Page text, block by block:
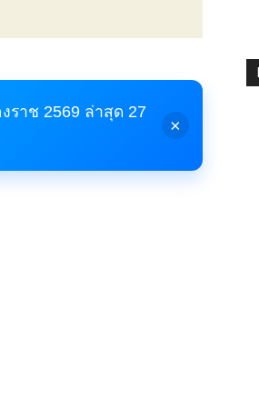
ราช 2569 ล่าสุด 27
×